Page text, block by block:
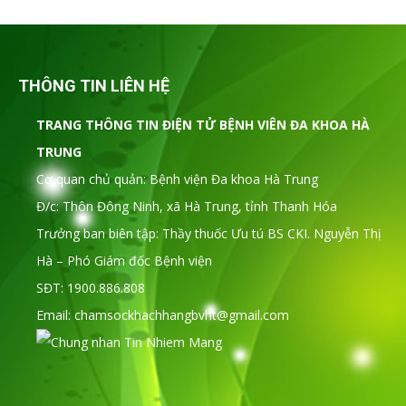
THÔNG TIN LIÊN HỆ
TRANG THÔNG TIN ĐIỆN TỬ BỆNH VIÊN ĐA KHOA HÀ
TRUNG
Cơ quan chủ quản: Bệnh viện Đa khoa Hà Trung
Đ/c: Thôn Đông Ninh, xã Hà Trung, tỉnh Thanh Hóa
Trưởng ban biên tập: Thầy thuốc Ưu tú BS CKI. Nguyễn Thị
Hà – Phó Giám đốc Bệnh viện
SĐT: 1900.886.808
Email: chamsockhachhangbvht@gmail.com